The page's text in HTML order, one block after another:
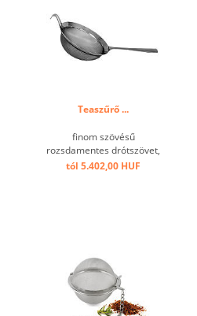
Teaszűrő ...
finom szövésű
rozsdamentes drótszövet,
kampóval ...
tól 5.402,00 HUF